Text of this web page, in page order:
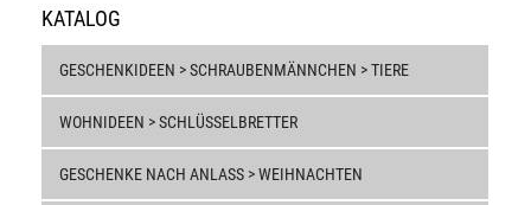
KATALOG
GESCHENKIDEEN > SCHRAUBENMÄNNCHEN > TIERE
WOHNIDEEN > SCHLÜSSELBRETTER
GESCHENKE NACH ANLASS > WEIHNACHTEN